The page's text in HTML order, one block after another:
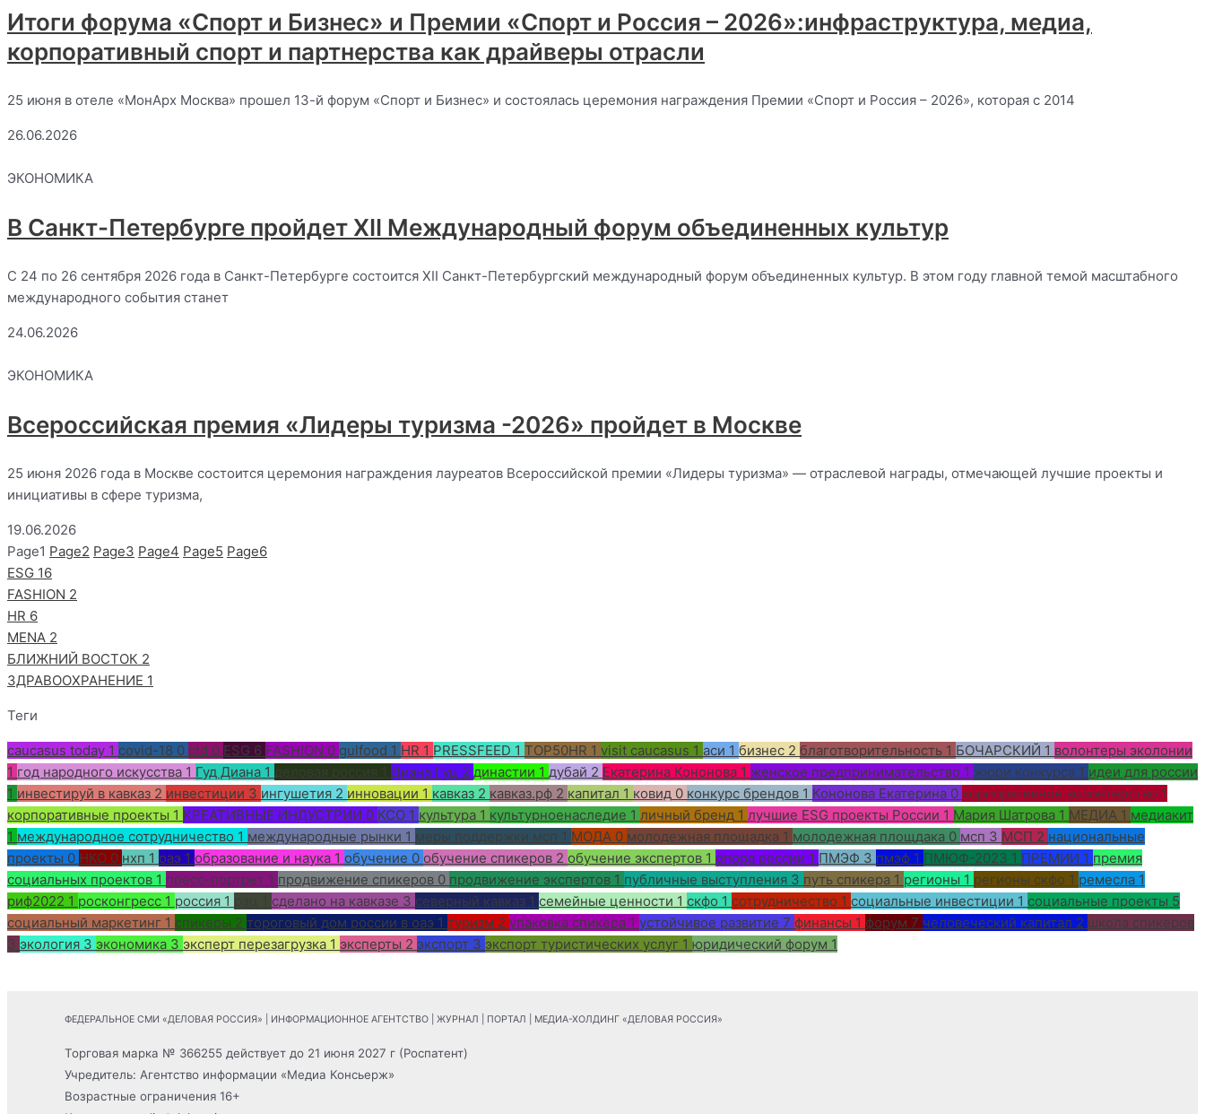
Итоги форума «Спорт и Бизнес» и Премии «Спорт и Россия – 2026»:инфраструктура, медиа,
корпоративный спорт и партнерства как драйверы отрасли
25 июня в отеле «МонАрх Москва» прошел 13-й форум «Спорт и Бизнес» и состоялась церемония награждения Премии «Спорт и Россия – 2026», которая с 2014
26.06.2026
ЭКОНОМИКА
В Санкт-Петербурге пройдет XII Международный форум объединенных культур
С 24 по 26 сентября 2026 года в Санкт-Петербурге состоится XII Санкт-Петербургский международный форум объединенных культур. В этом году главной темой масштабного
международного события станет
24.06.2026
ЭКОНОМИКА
Всероссийская премия «Лидеры туризма -2026» пройдет в Москве
25 июня 2026 года в Москве состоится церемония награждения лауреатов Всероссийской премии «Лидеры туризма» — отраслевой награды, отмечающей лучшие проекты и
инициативы в сфере туризма,
19.06.2026
Page1 Page2 Page3 Page4 Page5 Page6
ESG 16
FASHION 2
HR 6
MENA 2
БЛИЖНИЙ ВОСТОК 2
ЗДРАВООХРАНЕНИЕ 1
Теги
caucasus today 1 covid-18 0 ctd 0 ESG 6 FASHION 0 gulfood 1 HR 1 PRESSFEED 1 TOP50HR 1 visit caucasus 1 аси 1 бизнес 2 благотворительность 1 БОЧАРСКИЙ 1 волонтеры эколонии
1 год народного искусства 1 Гуд Диана 1 деловая россия 1 Диана Гуц 2 династии 1 дубай 2 Екатерина Кононова 1 женское предпринимательство 1 жюри конкурса 1 идеи для россии
1 инвестируй в кавказ 2 инвестиции 3 ингушетия 2 инновации 1 кавказ 2 кавказ.рф 2 капитал 1 ковид 0 конкурс брендов 1 Кононова Екатерина 0 корпоративное волонтерство 1
корпоративные проекты 1 КРЕАТИВНЫЕ ИНДУСТРИИ 0 КСО 1 культура 1 культурноенаследие 1 личный бренд 1 лучшие ESG проекты России 1 Мария Шатрова 1 МЕДИА 1 медиакит
1 международное сотрудничество 1 международные рынки 1 меры поддержки мсп 1 МОДА 0 молодежная площадка 1 молодежная площдака 0 мсп 3 МСП 2 национальные
проекты 0 НКО 0 нхп 1 оаэ 1 образование и наука 1 обучение 0 обучение спикеров 2 обучение экспертов 1 опора россии 1 ПМЭФ 3 пмэф 1 ПМЮФ-2023 1 ПРЕМИИ 1 премия
социальных проектов 1 пресс-портрет 1 продвижение спикеров 0 продвижение экспертов 1 публичные выступления 3 путь спикера 1 регионы 1 регионы скфо 1 ремесла 1
риф2022 1 росконгресс 1 россия 1 сделано на кавказе 3 северный кавказ 1 семейные ценности 1 скфо 1 сотрудничество 1 социальные инвестиции 1 социальные проекты 5
социальный маркетинг 1 спикеры 2 тороговый дом россии в оаэ 1 туризм 2 упаковка спикера 1 устойчивое развитие 7 финансы 1 форум 7 человеческий капитал 2 школа спикеров
3 экология 3 экономика 3 эксперт перезагрузка 1 эксперты 2 экспорт 3 экспорт туристических услуг 1 юридический форум 1
ФЕДЕРАЛЬНОЕ СМИ «ДЕЛОВАЯ РОССИЯ» | ИНФОРМАЦИОННОЕ АГЕНТСТВО | ЖУРНАЛ | ПОРТАЛ | МЕДИА-ХОЛДИНГ «ДЕЛОВАЯ РОССИЯ»
Торговая марка № 366255 действует до 21 июня 2027 г (Роспатент)
Учредитель: Агентство информации «Медиа Консьерж»
Возрастные ограничения 16+